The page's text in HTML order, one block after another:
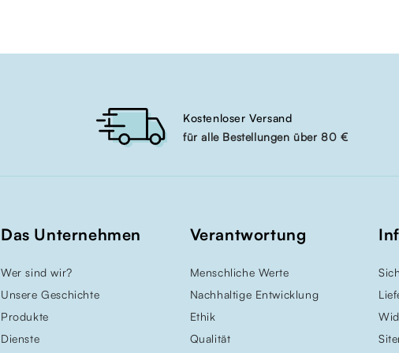
Kostenloser Versand
für alle Bestellungen über 80 €
Das Unternehmen
Wer sind wir?
Unsere Geschichte
Produkte
Dienste
Verantwortung
Menschliche Werte
Nachhaltige Entwicklung
Ethik
Qualität